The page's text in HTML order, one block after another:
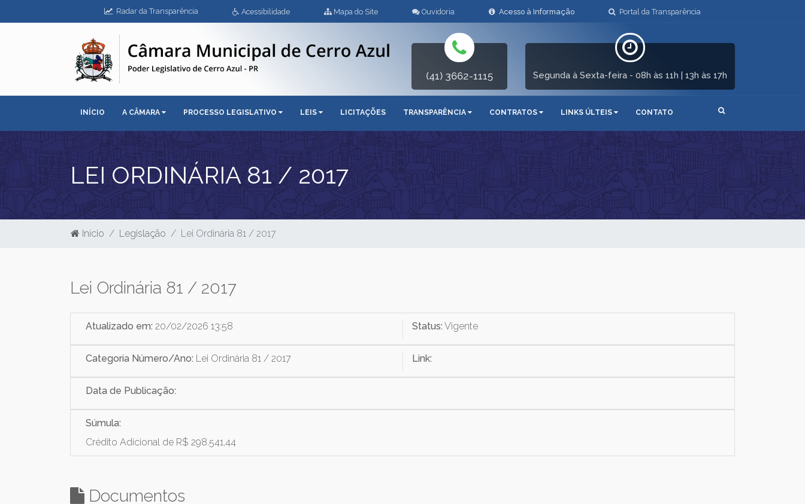
Radar da Transparência Acessibilidade Mapa do Site Ouvidoria Acesso à Informação Portal da Transparência
(41) 3662-1115 Segunda à Sexta-feira - 08h às 11h | 13h às 17h
INÍCIO A CÂMARA PROCESSO LEGISLATIVO LEIS LICITAÇÕES TRANSPARÊNCIA CONTRATOS LINKS ÚLTEIS CONTATO
LEI ORDINÁRIA 81 / 2017
Início Legislação Lei Ordinária 81 / 2017
Lei Ordinária 81 / 2017
Atualizado em: 20/02/2026 13:58 Status: Vigente
Categoria Número/Ano: Lei Ordinária 81 / 2017 Link:
Data de Publicação:
Súmula:
Crédito Adicional de R$ 298.541,44
Documentos